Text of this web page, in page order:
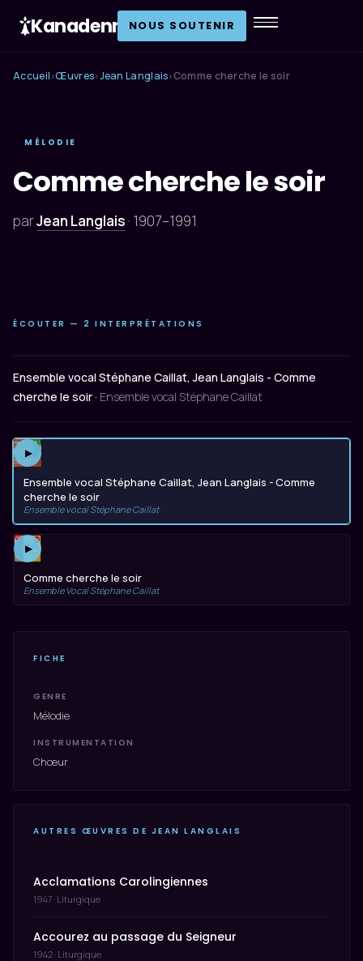
Kanadenn NOUS SOUTENIR
Accueil ›Œuvres›Jean Langlais› Comme cherche le soir
MÉLODIE
Comme cherche le soir
parJean Langlais · 1907–1991
ÉCOUTER — 2 INTERPRÉTATIONS
Ensemble vocal Stéphane Caillat, Jean Langlais - Comme
cherche le soir · Ensemble vocal Stéphane Caillat
▶
Ensemble vocal Stéphane Caillat, Jean Langlais - Comme
cherche le soir
Ensemble vocal Stéphane Caillat
▶
Comme cherche le soir
Ensemble Vocal Stéphane Caillat
FICHE
GENRE
Mélodie
INSTRUMENTATION
Chœur
AUTRES ŒUVRES DE JEAN LANGLAIS
Acclamations Carolingiennes
1947 · Liturgique
Accourez au passage du Seigneur
1942 · Liturgique